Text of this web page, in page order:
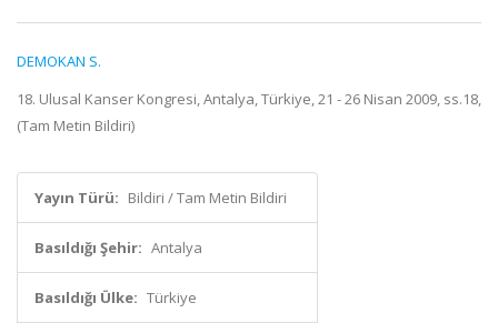
DEMOKAN S.
18. Ulusal Kanser Kongresi, Antalya, Türkiye, 21 - 26 Nisan 2009, ss.18,
(Tam Metin Bildiri)
Yayın Türü: Bildiri / Tam Metin Bildiri
Basıldığı Şehir: Antalya
Basıldığı Ülke: Türkiye